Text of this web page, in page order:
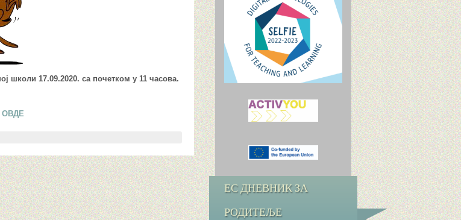
школи 17.09.2020. са почетком у 11 часова.
ОВДЕ
ЕС ДНЕВНИК ЗА
РОДИТЕЉЕ